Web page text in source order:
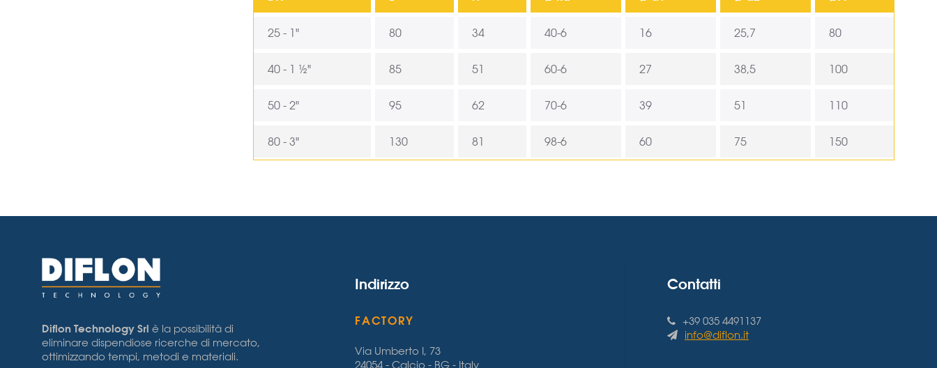
25 - 1" 80 34 40-6 16 25,7 80
40 - 1 ½" 85 51 60-6 27 38,5 100
50 - 2" 95 62 70-6 39 51 110
80 - 3" 130 81 98-6 60 75 150
Diflon Technology Srl è la possibilità di
eliminare dispendiose ricerche di mercato,
ottimizzando tempi, metodi e materiali.
Indirizzo
FACTORY
Via Umberto I, 73
24054 - Calcio - BG - Italy
Contatti
+39 035 4491137
info@diflon.it